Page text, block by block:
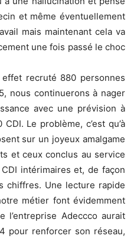
et même éventuellement
mais maintenant cela va
une fois passé le choc
recruté 880 personnes
nous continuerons à nager
avec une prévision à
Le problème, c’est qu’à
sur un joyeux amalgame
et ceux conclus au service
intérimaires et, de façon
chiffres. Une lecture rapide
métier font évidemment
l’entreprise Adeccco aurait
pour renforcer son réseau,